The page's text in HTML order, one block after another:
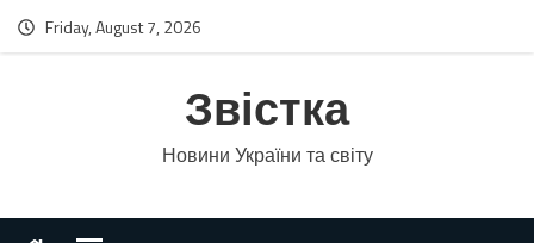
Friday, August 7, 2026
Звістка
Новини України та світу